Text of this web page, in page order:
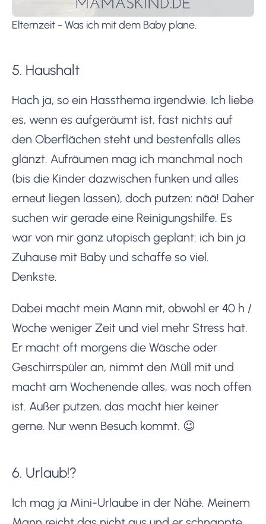
Elternzeit - Was ich mit dem Baby plane.
5. Haushalt
Hach ja, so ein Hassthema irgendwie. Ich liebe
es, wenn es aufgeräumt ist, fast nichts auf
den Oberflächen steht und bestenfalls alles
glänzt. Aufräumen mag ich manchmal noch
(bis die Kinder dazwischen funken und alles
erneut liegen lassen), doch putzen: nää! Daher
suchen wir gerade eine Reinigungshilfe. Es
war von mir ganz utopisch geplant: ich bin ja
Zuhause mit Baby und schaffe so viel.
Denkste.
Dabei macht mein Mann mit, obwohl er 40 h /
Woche weniger Zeit und viel mehr Stress hat.
Er macht oft morgens die Wäsche oder
Geschirrspüler an, nimmt den Müll mit und
macht am Wochenende alles, was noch offen
ist. Außer putzen, das macht hier keiner
gerne. Nur wenn Besuch kommt. 😉
6. Urlaub!?
Ich mag ja Mini-Urlaube in der Nähe. Meinem